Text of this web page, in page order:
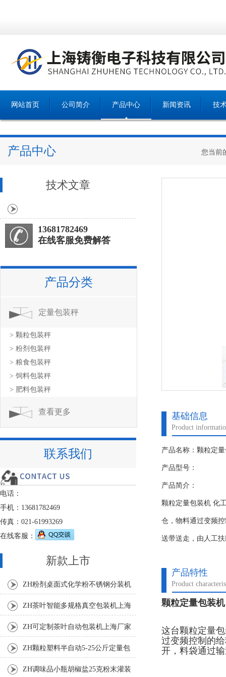
网站首页 公司简介 产品中心 新闻资讯 技
产品中心 您当前
基础信息
Product
产品名称：颗粒定
产品型号：
产品简介：
颗粒定量包装机 化
仓，物料通过变频
送带送走，由人工
产品特性
Product
颗粒定量包装
这台颗粒定量
过变频控制的
开，料袋通过
技术文章
13681782469
在线客服免费解答
产品分类
定量包装秤
> 颗粒包装秤
> 粉剂包装秤
> 粮食包装秤
> 饲料包装秤
> 肥料包装秤
查看更多
联系我们
电话：
手机：13681782469
传真：021-61993269
在线客服：
新款上市
ZH粉剂桌面式化学粉不锈钢分装机
ZH茶叶智能多规格真空包装机上海
厂家 ZH可定制茶叶自动包装机上海厂家
ZH颗粒塑料半自动5-25公斤定量包
装机 ZH调味品小瓶胡椒盐25克粉末灌装